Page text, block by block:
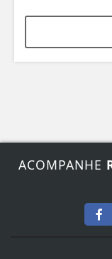
ACOMPANHE